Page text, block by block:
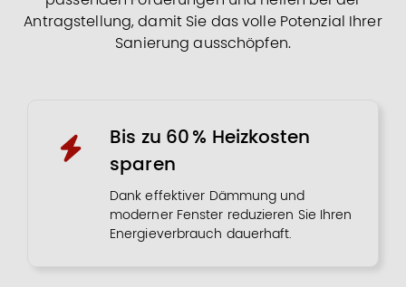
Antragstellung, damit Sie das volle Potenzial Ihrer
Sanierung ausschöpfen.
Bis zu 60 % Heizkosten
sparen
Dank effektiver Dämmung und
moderner Fenster reduzieren Sie Ihren
Energieverbrauch dauerhaft.